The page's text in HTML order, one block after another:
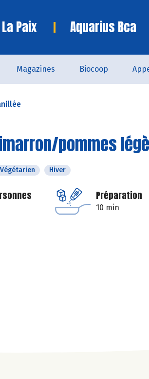
Paix Aquarius Bca
Magazines Biocoop
pommes
Végétarien Hiver
Préparation
10 min